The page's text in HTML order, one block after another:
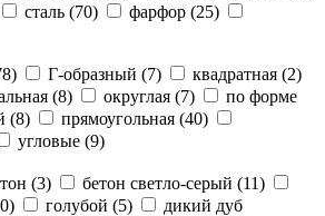
сталь (70) фарфор (25)
) Г-образный (7) квадратная (2)
(8) округлая (7)
по форме
(8) прямоугольная (40)
угловые (9)
(3) бетон светло-серый (11)
) голубой (5)
дикий дуб